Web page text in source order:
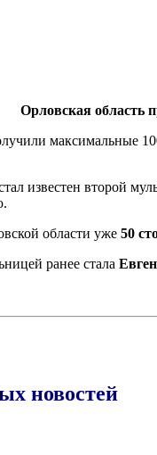
Орловская область
максимальные
известен второй
области уже 50
ранее стала
новостей